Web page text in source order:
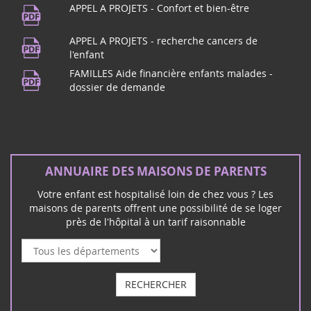
Février 2026
Vote au Sénat PPL de Vincent Thiébaut - familles
d'enfants malades & handicapés
C'était attendu de longue date : après 14 mois d'attente,
cettte proposition de loi qui apporte des progrès majeurs
en termes d'accompagnement des enfants atteints de
21
juin
2024
Rendez-vous à Beaumont !Pour fêter la
musique, maison des Beaumontois dès
16
2024
Concert Rock à Mérignac (33)
Le groupe rock Unwanted vous donne
rendez-vous à Mérignac le Samedi 16
mars pour un concert rock et solidaire :
APPEL A PROJETS - Confort et bien-être
APPEL A PROJETS - recherche cancers de
l'enfant
FAMILLES Aide financière enfants malades -
dossier de demande
ANNUAIRE DES MAISONS DE PARENTS
Votre enfant est hospitalisé loin de chez vous ? Les
maisons de parents offrent une possibilité de se loger
près de l'hôpital à un tarif raisonnable
RECHERCHER